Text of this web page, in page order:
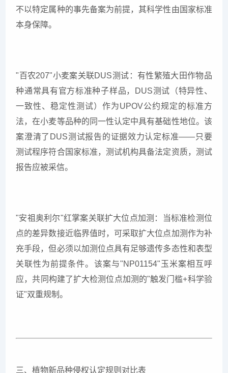
不以特定属种的事先备案为前提，其科学性由国家标准
本身保障。
"百农207"小麦案关联DUS测试：有性繁殖大田作物品
种通常具有官方标准种子样品，DUS测试（特异性、
一致性、稳定性测试）作为UPOV公约规定的标准方
法，在小麦等品种的同一性认定中具有基础性地位。该
案澄清了DUS测试报告的证据效力认定标准——只要
测试程序符合国家标准，测试机构具备法定资质，测试
报告应被采信。
"安祖奥利尔"红掌案关联扩大位点加测：当标准检测位
点的差异数接近临界值时，可采取扩大位点加测作为补
充手段，但必须以加测位点具有足够遗传多态性和表型
关联性为前提条件。该案与"NP01154"玉米案相互呼
应，共同构建了扩大检测位点加测的"触发门槛+科学验
证"双重规制。
三、植物新品种侵权认定规则对比表